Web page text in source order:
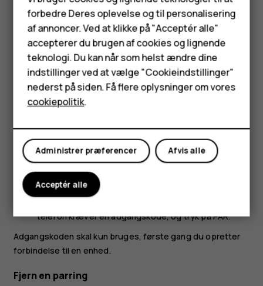
Feature-telefoner
Tilbehør
HMD Terra M
Tablets
Min konto
Du kan bruge flere Bluetooth-forbindelser på samme tid.
Du kan f.eks. sende ting til en anden telefon, mens du
bruger et Bluetooth-headset.
Tryk påIndstillinger>Tilsluttede enheder>
Forbindelsesindstillinger> Bluetooth.
Sørg for, at Bluetooth er slået til på begge telefoner,
Gå til det indhold, du vil sende, og tryk påshare>
Bluetooth.
Tryk på din vens telefon på listen over fundne
Bluetooth-enheder.
telefon kræver en adgangskode, og tryk påPAR.
Adgangskoden skal kun bruges, første gang du opretter
forbindelse til en enhed.
Fjern en parring
forbedre Deres oplevelse og til personalisering
af annoncer. Ved at klikke på "Acceptér alle"
accepterer du brugen af cookies og lignende
teknologi. Du kan når som helst ændre dine
indstillinger ved at vælge "Cookieindstillinger"
nederst på siden. Få flere oplysninger om vores
cookiepolitik.
Afvis alle
Administrer præferencer
Acceptér alle